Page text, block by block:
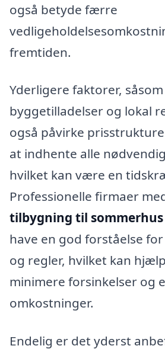
også betyde færre
fremtiden.
Yderligere faktorer, såsom
byggetilladelser og lokal
også påvirke
at indhente alle
hvilket kan være en
Professionelle firmaer
tilbygning til sommerhus
have en god forståelse
og regler, hvilket kan
minimere forsinkelser og
omkostninger.
Endelig er det yderst